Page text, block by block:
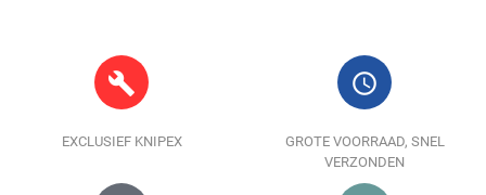
build
EXCLUSIEF KNIPEX
query_builder
GROTE VOORRAAD, SNEL
VERZONDEN